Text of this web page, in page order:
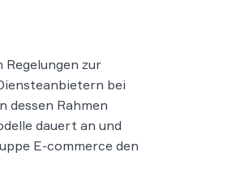
zur
bei
dessen Rahmen
dauert an und
E-commerce den